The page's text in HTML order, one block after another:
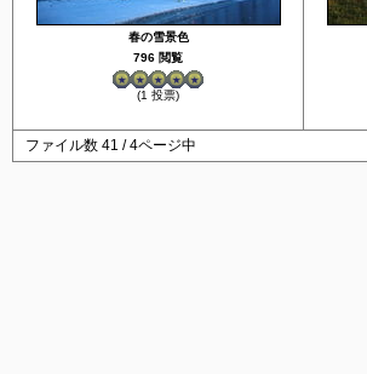
春の雪景色
796 閲覧
(1 投票)
ファイル数 41 / 4ページ中